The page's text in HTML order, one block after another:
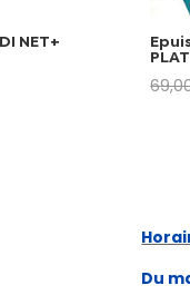
NET+
Du